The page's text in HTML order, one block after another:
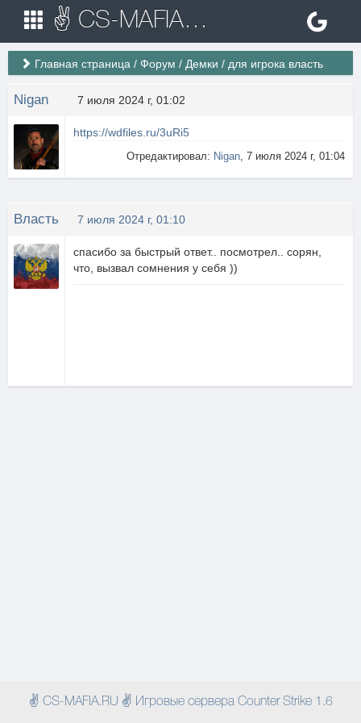
✌ CS-MAFIA.RU ✌ Игровые сервера Counter Strike 1.6
Главная страница / Форум / Демки / для игрока власть
Nigan 7 июля 2024 г, 01:02
https://wdfiles.ru/3uRi5
Отредактировал: Nigan, 7 июля 2024 г, 01:04
Власть 7 июля 2024 г, 01:10
спасибо за быстрый ответ.. посмотрел.. сорян,
что, вызвал сомнения у себя ))
✌ CS-MAFIA.RU ✌ Игровые сервера Counter Strike 1.6